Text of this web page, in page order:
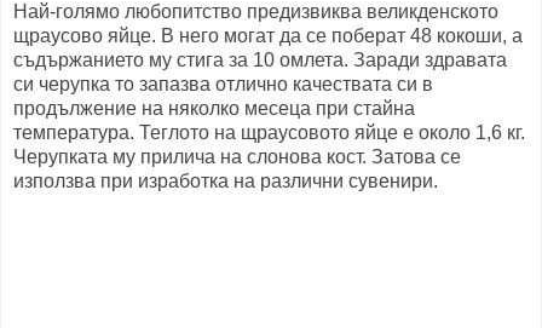
Най-голямо любопитство предизвиква великденското
щраусово яйце. В него могат да се поберат 48 кокоши, а
съдържанието му стига за 10 омлета. Заради здравата
си черупка то запазва отлично качествата си в
продължение на няколко месеца при стайна
температура. Теглото на щраусовото яйце е около 1,6 кг.
Черупката му прилича на слонова кост. Затова се
използва при изработка на различни сувенири.